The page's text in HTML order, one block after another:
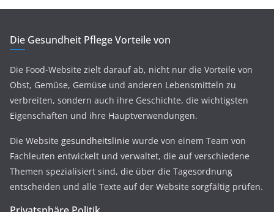
Die Gesundheit Pflege Vorteile von
Die Food-Website zielt darauf ab, nicht nur die Vorteile von
Obst, Gemüse, Gemüse und anderen Lebensmitteln zu
verbreiten, sondern auch ihre Geschichte, die wichtigsten
Eigenschaften und ihre Hauptverwendungen.
Die Website gesundheitslinie wurde von einem Team von
Fachleuten entwickelt und verwaltet, die auf verschiedene
Themen spezialisiert sind, die über die Tagesordnung
entscheiden und alle Texte auf der Website sorgfältig prüfen.